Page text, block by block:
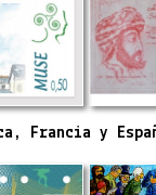
Francia y